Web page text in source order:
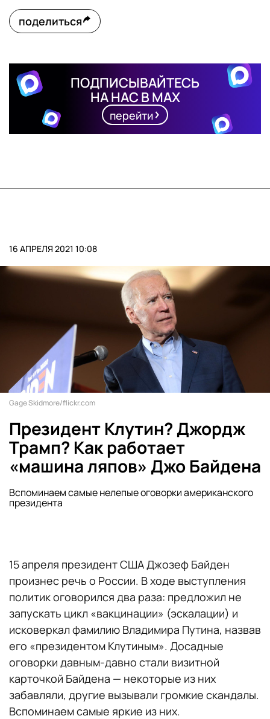
поделиться
ПОДПИСЫВАЙТЕСЬ
НА НАС В MAX
перейти
16 АПРЕЛЯ 2021 10:08
Gage Skidmore/flickr.com
Президент Клутин? Джордж
Трамп? Как работает
«машина ляпов» Джо Байдена
Вспоминаем самые нелепые оговорки американского
президента
15 апреля президент США Джозеф Байден
произнес речь о России. В ходе выступления
политик оговорился два раза: предложил не
запускать цикл «вакцинации» (эскалации) и
исковеркал фамилию Владимира Путина, назвав
его «президентом Клутиным». Досадные
оговорки давным-давно стали визитной
карточкой Байдена — некоторые из них
забавляли, другие вызывали громкие скандалы.
Вспоминаем самые яркие из них.